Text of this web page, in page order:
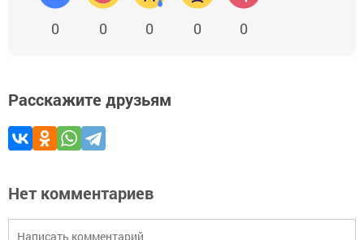
0 0 0 0 0
Расскажите друзьям
Нет комментариев